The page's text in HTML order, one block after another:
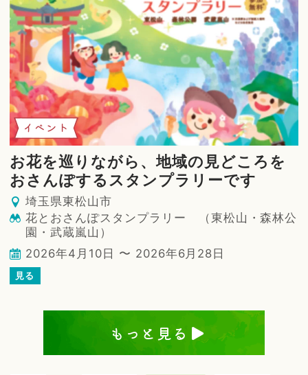
イベント
お花を巡りながら、地域の見どころを
おさんぽするスタンプラリーです
埼玉県東松山市
花とおさんぽスタンプラリー （東松山・森林公
園・武蔵嵐山）
2026年4月10日 〜 2026年6月28日
見る
もっと見る